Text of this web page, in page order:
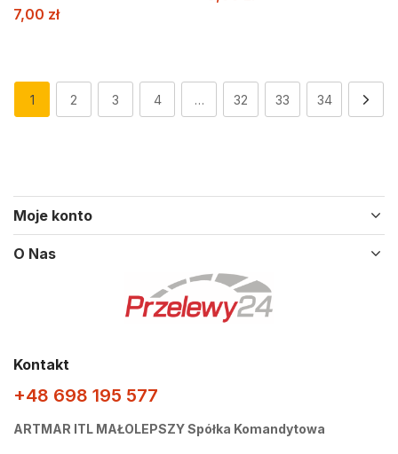
7,00 zł
1 2 3 4 … 32 33 34
Moje konto
O Nas
Kontakt
+48 698 195 577
ARTMAR ITL MAŁOLEPSZY Spółka Komandytowa